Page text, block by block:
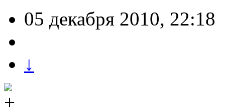
05 декабря 2010, 22:18
↓